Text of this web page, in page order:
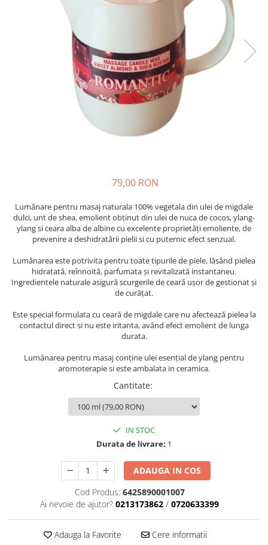
THAILANDEZ (LOMI-LOMI)
79,00 RON
Lumânare pentru masaj naturala 100% vegetala din ulei de migdale
dulci, unt de shea, emolient obținut din ulei de nuca de cocos, ylang-
ylang si ceara alba de albine cu excelente proprietăți emoliente, de
prevenire a deshidratării pielii si cu puternic efect senzual.
Lumânarea este potrivita pentru toate tipurile de piele, lăsând pielea
hidratată, reînnoită, parfumata și revitalizată instantaneu.
Ingredientele naturale asigură scurgerile de ceară ușor de gestionat și
de curățat.
Este special formulata cu ceară de migdale care nu afectează pielea la
contactul direct si nu este iritanta, având efect emolient de lunga
durata.
Lumânarea pentru masaj conține ulei esențial de ylang pentru
aromoterapie si este ambalata in ceramica.
Cantitate:
IN STOC
Durata de livrare: 1
ADAUGA IN COS
Cod Produs: 6425890001007
Ai nevoie de ajutor? 0213173862 / 0720633399
Adauga la Favorite Cere informatii